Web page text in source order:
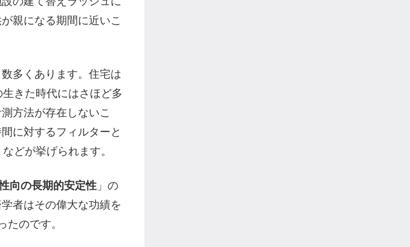
親になる期間に近いこ
多くあります。住宅は
きた時代にはさほど多
方法が存在しないこ
に対するフィルターと
どが挙げられます。
向の長期的安定性 」の
者はその偉大な功績を
たのです。